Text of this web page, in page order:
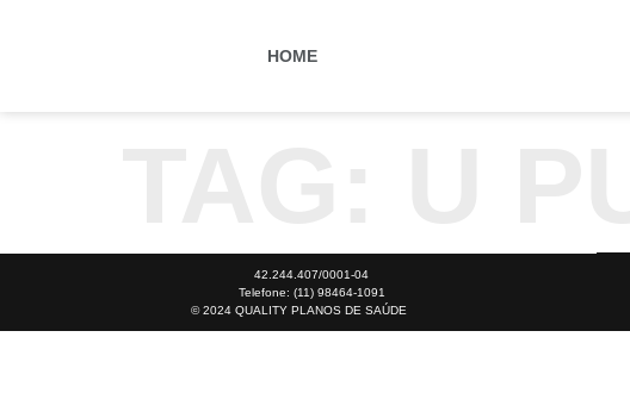
HOME
42.244.407/0001-04
Telefone: (11) 98464-1091
© 2024 QUALITY PLANOS DE SAÚDE